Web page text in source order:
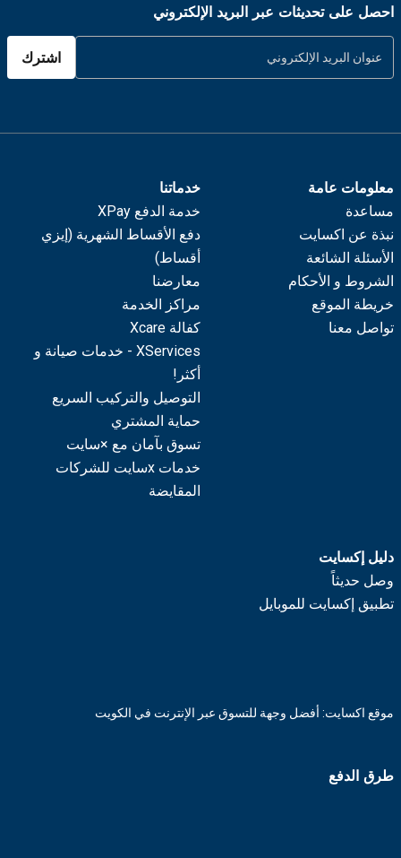
احصل على تحديثات عبر البريد الإلكتروني
اشترك
معلومات عامة
مساعدة
نبذة عن اكسايت
الأسئلة الشائعة
الشروط و الأحكام
خريطة الموقع
تواصل معنا
خدماتنا
خدمة الدفع XPay
دفع الأقساط الشهرية (إيزي
أقساط)
معارضنا
مراكز الخدمة
كفالة Xcare
XServices - خدمات صيانة و
أكثر!
التوصيل والتركيب السريع
حماية المشتري
تسوق بآمان مع ×سايت
خدمات xسايت للشركات
المقايضة
دليل إكسايت
وصل حديثاً
تطبيق إكسايت للموبايل
موقع اكسايت: أفضل وجهة للتسوق عبر الإنترنت في الكويت
طرق الدفع